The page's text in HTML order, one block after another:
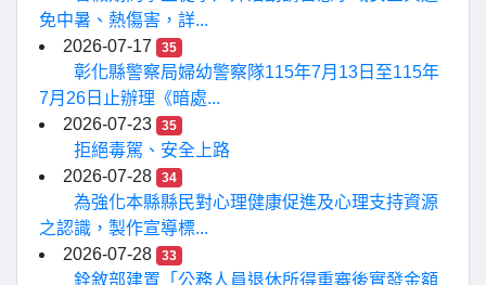
免中暑、熱傷害，詳...
2026-07-17
35
彰化縣警察局婦幼警察隊115年7月13日至115年
7月26日止辦理《暗處...
2026-07-23
35
拒絕毒駕、安全上路
2026-07-28
34
為強化本縣縣民對心理健康促進及心理支持資源
之認識，製作宣導標...
2026-07-28
33
銓敘部建置「公務人員退休所得重審後實發金額